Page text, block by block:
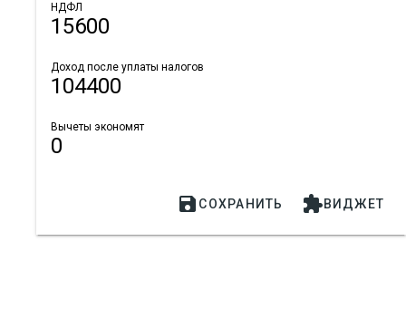
НДФЛ
15600
Доход после уплаты налогов
104400
Вычеты экономят
0
 СОХРАНИТЬ ВИДЖЕТ